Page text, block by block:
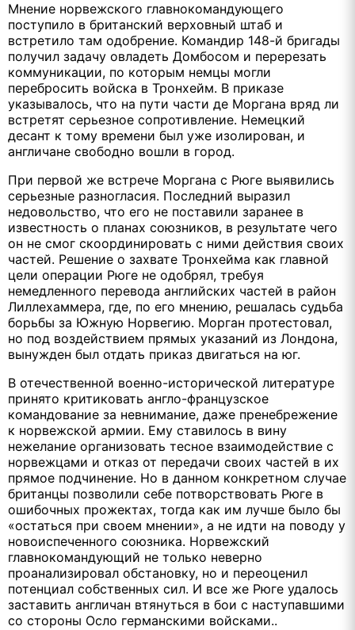
Мнение норвежского главнокомандующего
поступило в британский верховный штаб и
встретило там одобрение. Командир 148-й бригады
получил задачу овладеть Домбосом и перерезать
коммуникации, по которым немцы могли
перебросить войска в Тронхейм. В приказе
указывалось, что на пути части де Моргана вряд ли
встретят серьезное сопротивление. Немецкий
десант к тому времени был уже изолирован, и
англичане свободно вошли в город.
При первой же встрече Моргана с Рюге выявились
серьезные разногласия. Последний выразил
недовольство, что его не поставили заранее в
известность о планах союзников, в результате чего
он не смог скоординировать с ними действия своих
частей. Решение о захвате Тронхейма как главной
цели операции Рюге не одобрял, требуя
немедленного перевода английских частей в район
Лиллехаммера, где, по его мнению, решалась судьба
борьбы за Южную Норвегию. Морган протестовал,
но под воздействием прямых указаний из Лондона,
вынужден был отдать приказ двигаться на юг.
В отечественной военно-исторической литературе
принято критиковать англо-французское
командование за невнимание, даже пренебрежение
к норвежской армии. Ему ставилось в вину
нежелание организовать тесное взаимодействие с
норвежцами и отказ от передачи своих частей в их
прямое подчинение. Но в данном конкретном случае
британцы позволили себе потворствовать Рюге в
ошибочных прожектах, тогда как им лучше было бы
«остаться при своем мнении», а не идти на поводу у
новоиспеченного союзника. Норвежский
главнокомандующий не только неверно
проанализировал обстановку, но и переоценил
потенциал собственных сил. И все же Рюге удалось
заставить англичан втянуться в бои с наступавшими
со стороны Осло германскими войсками..